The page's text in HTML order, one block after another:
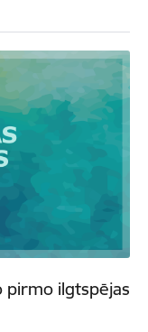
pirmo ilgtspējas